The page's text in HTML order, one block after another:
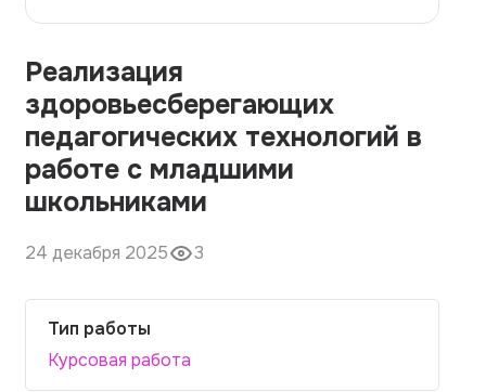
О сервисе
О компании
Наши гарантии
Порядок оплаты
Вопросы и ответы
Отзывы
Контакты
Реализация
здоровьесберегающих
педагогических технологий в
работе с младшими
школьниками
24 декабря 2025 3
Тип работы
Курсовая работа